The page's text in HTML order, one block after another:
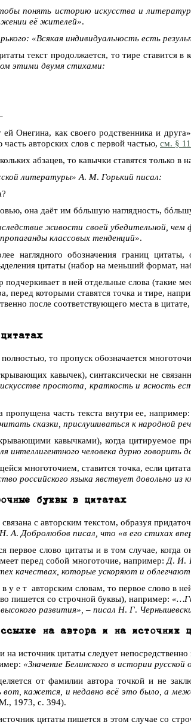
понять историю искусства и
её жителей».
«Всякая индивидуальность есть
текст продолжается, то тире ставится
этими двумя стихами:
Онегина, как своего родственника и
авторских слов с первой частью, см. §
абзацев, то кавычки ставятся только в
литературы» А. М. Горький писал:
она даёт им бóльшую наглядность,
живости своей убедительной,
классовых тенденций».
наглядного обозначения границ
цитаты (набор на меньший формат,
подчеркивает в ней отдельные слова
перед которыми ставятся точка и тире,
после соответствующего места в
то пропуск обозначается
кавычек), синтаксически не
простота, краткость и ясность
пропущена часть текста внутри ее, например:
сказки, прислушиваться к народной
кавычками), когда цитируемое
интеллигентного человека дурно
многоточием, ставится точка, если
российского языка явствует довольно из
буквы в цитатах
связана с авторским текстом, образуя
. А. Добролюбов писал, что «в его стихах
первое слово цитаты и в том случае, когда
перед собой многоточие, например: Д. И.
качествах, которые ускоряют и
у е т авторским словам, то первое слово в
пишется со строчной буквы), например:
развития», – писал Н. Г.
на автора и на источник
на источник цитаты следует
«Значение Белинского в истории
от фамилии автора точкой и не
вот, кажется, и недавно всё это было, а
1973, с. 394).
цитаты пишется в этом случае со